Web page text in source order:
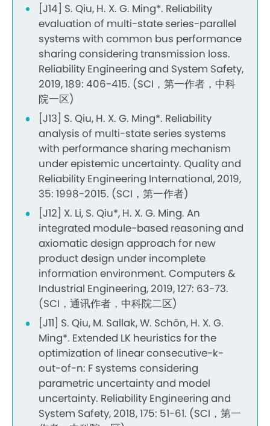
[J14] S. Qiu, H. X. G. Ming*. Reliability
evaluation of multi-state series-parallel
systems with common bus performance
sharing considering transmission loss.
Reliability Engineering and System Safety,
2019, 189: 406-415. (SCI，第一作者，中科
院一区)
[J13] S. Qiu, H. X. G. Ming*. Reliability
analysis of multi-state series systems
with performance sharing mechanism
under epistemic uncertainty. Quality and
Reliability Engineering International, 2019,
35: 1998-2015. (SCI，第一作者)
[J12] X. Li, S. Qiu*, H. X. G. Ming. An
integrated module-based reasoning and
axiomatic design approach for new
product design under incomplete
information environment. Computers &
Industrial Engineering, 2019, 127: 63-73.
(SCI，通讯作者，中科院二区)
[J11] S. Qiu, M. Sallak, W. Schön, H. X. G.
Ming*. Extended LK heuristics for the
optimization of linear consecutive-k-
out-of-n: F systems considering
parametric uncertainty and model
uncertainty. Reliability Engineering and
System Safety, 2018, 175: 51-61. (SCI，第一